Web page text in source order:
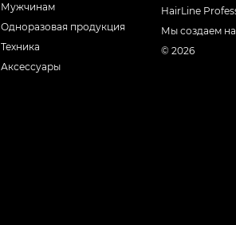
Мужчинам
Одноразовая продукция
Техника
Аксессуары
HairLine
Мы создаем
© 2026